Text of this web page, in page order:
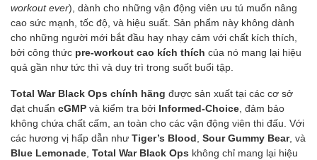
workout ever), dành cho những vận động viên ưu tú muốn nâng
cao sức mạnh, tốc độ, và hiệu suất. Sản phẩm này không dành
cho những người mới bắt đầu hay nhạy cảm với chất kích thích,
bởi công thức pre-workout cao kích thích của nó mang lại hiệu
quả gần như tức thì và duy trì trong suốt buổi tập.
Total War Black Ops chính hãng được sản xuất tại các cơ sở
đạt chuẩn cGMP và kiểm tra bởi Informed-Choice , đảm bảo
không chứa chất cấm, an toàn cho các vận động viên thi đấu. Với
các hương vị hấp dẫn như Tiger’s Blood Sour Gummy Bear, và
Blue Lemonade Total War Black Ops không chỉ mang lại hiệu